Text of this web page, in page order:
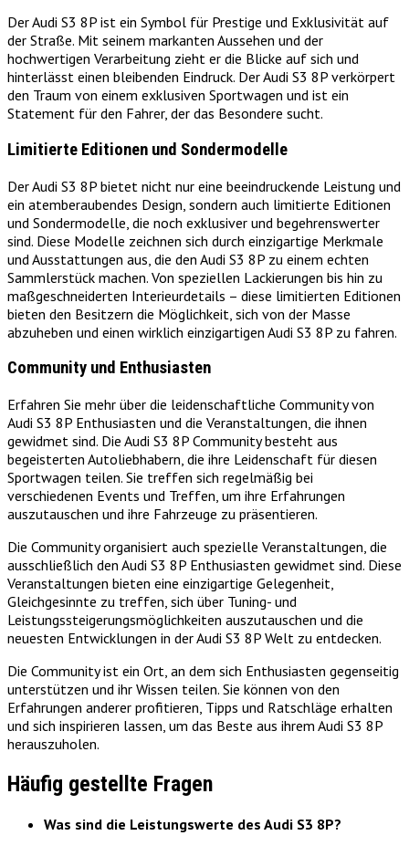
Der Audi S3 8P ist ein Symbol für Prestige und Exklusivität auf
der Straße. Mit seinem markanten Aussehen und der
hochwertigen Verarbeitung zieht er die Blicke auf sich und
hinterlässt einen bleibenden Eindruck. Der Audi S3 8P verkörpert
den Traum von einem exklusiven Sportwagen und ist ein
Statement für den Fahrer, der das Besondere sucht.
Limitierte Editionen und Sondermodelle
Der Audi S3 8P bietet nicht nur eine beeindruckende Leistung und
ein atemberaubendes Design, sondern auch limitierte Editionen
und Sondermodelle, die noch exklusiver und begehrenswerter
sind. Diese Modelle zeichnen sich durch einzigartige Merkmale
und Ausstattungen aus, die den Audi S3 8P zu einem echten
Sammlerstück machen. Von speziellen Lackierungen bis hin zu
maßgeschneiderten Interieurdetails – diese limitierten Editionen
bieten den Besitzern die Möglichkeit, sich von der Masse
abzuheben und einen wirklich einzigartigen Audi S3 8P zu fahren.
Community und Enthusiasten
Erfahren Sie mehr über die leidenschaftliche Community von
Audi S3 8P Enthusiasten und die Veranstaltungen, die ihnen
gewidmet sind. Die Audi S3 8P Community besteht aus
begeisterten Autoliebhabern, die ihre Leidenschaft für diesen
Sportwagen teilen. Sie treffen sich regelmäßig bei
verschiedenen Events und Treffen, um ihre Erfahrungen
auszutauschen und ihre Fahrzeuge zu präsentieren.
Die Community organisiert auch spezielle Veranstaltungen, die
ausschließlich den Audi S3 8P Enthusiasten gewidmet sind. Diese
Veranstaltungen bieten eine einzigartige Gelegenheit,
Gleichgesinnte zu treffen, sich über Tuning- und
Leistungssteigerungsmöglichkeiten auszutauschen und die
neuesten Entwicklungen in der Audi S3 8P Welt zu entdecken.
Die Community ist ein Ort, an dem sich Enthusiasten gegenseitig
unterstützen und ihr Wissen teilen. Sie können von den
Erfahrungen anderer profitieren, Tipps und Ratschläge erhalten
und sich inspirieren lassen, um das Beste aus ihrem Audi S3 8P
herauszuholen.
Häufig gestellte Fragen
Was sind die Leistungswerte des Audi S3 8P?